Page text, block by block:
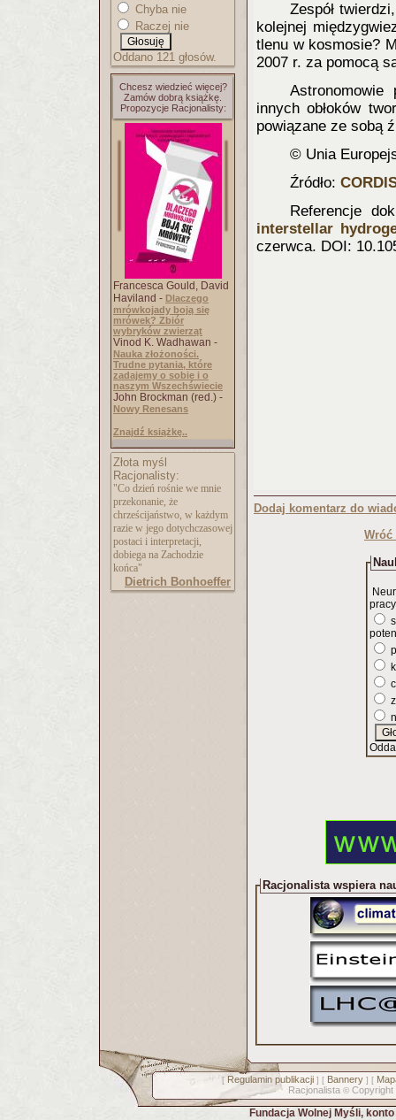
Chyba nie
Raczej nie
Oddano 121 głosów.
Chcesz wiedzieć więcej?
Zamów dobrą książkę.
Propozycje Racjonalisty:
Francesca Gould, David
Haviland - Dlaczego
mrówkojady boją się
mrówek? Zbiór
wybryków zwierząt
Vinod K. Wadhawan -
Nauka złożoności.
Trudne pytania, które
zadajemy o sobie i o
naszym Wszechświecie
John Brockman (red.) -
Nowy Renesans
Znajdź książkę..
Złota myśl
Racjonalisty:
"Co dzień rośnie we mnie
przekonanie, że
chrześcijaństwo, w każdym
razie w jego dotychczasowej
postaci i interpretacji,
dobiega na Zachodzie
końca"
Dietrich Bonhoeffer
Zespół
kolejnej
tlenu w kosmosie?
2007 r. za pomocą
Astronomowie
innych obłoków
powiązane ze sobą
© Unia
Źródło:
Referencje
interstellar
czerwca. DOI:
Dodaj komentarz do
Wróć
Racjonalista wspiera
[ Regulamin publikacji] [ Bannery] [
Racjonalista © Copyright
Fundacja Wolnej Myśli,